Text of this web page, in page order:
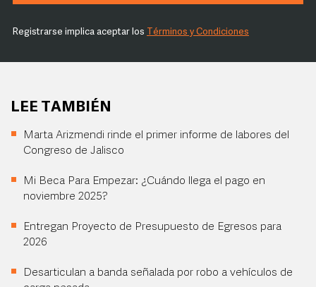
Registrarse implica aceptar los Términos y Condiciones
LEE TAMBIÉN
Marta Arizmendi rinde el primer informe de labores del
Congreso de Jalisco
Mi Beca Para Empezar: ¿Cuándo llega el pago en
noviembre 2025?
Entregan Proyecto de Presupuesto de Egresos para
2026
Desarticulan a banda señalada por robo a vehículos de